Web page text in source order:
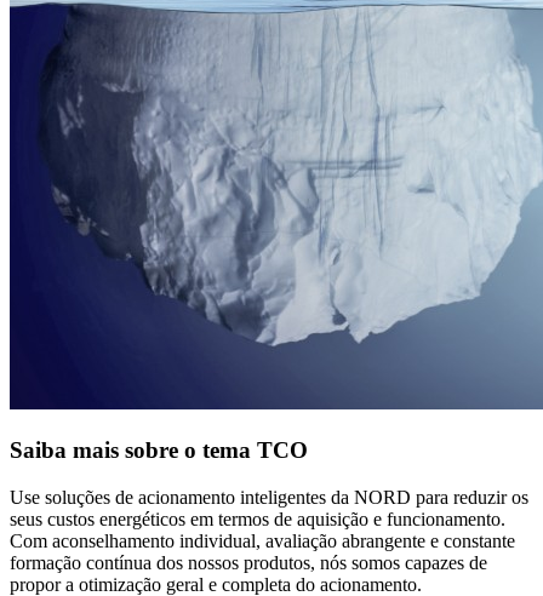
Saiba mais sobre o tema TCO
Use soluções de acionamento inteligentes da NORD para reduzir os
seus custos energéticos em termos de aquisição e funcionamento.
Com aconselhamento individual, avaliação abrangente e constante
formação contínua dos nossos produtos, nós somos capazes de
propor a otimização geral e completa do acionamento.